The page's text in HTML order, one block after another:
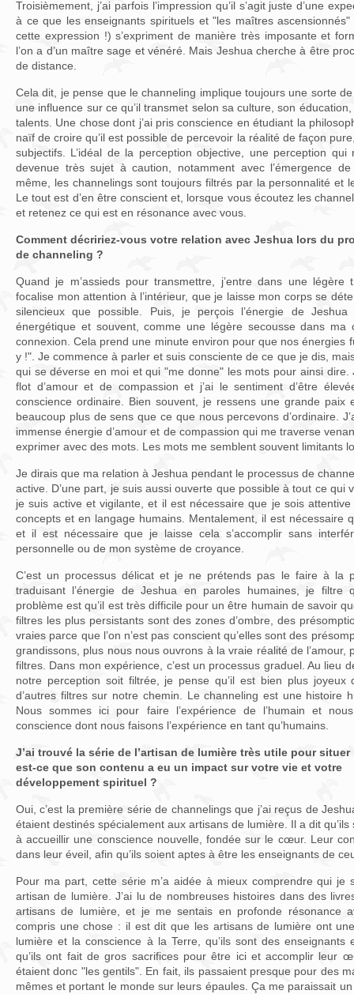
Troisièmement, j’ai parfois l’impression qu’il s’agit juste d’une
à ce que les enseignants spirituels et "les maîtres
cette expression !) s’expriment de manière très imposante et
l’on a d’un maître sage et vénéré. Mais Jeshua cherche à être
de distance.
Cela dit, je pense que le channeling implique toujours une sorte
une influence sur ce qu’il transmet selon sa culture, son
talents. Une chose dont j’ai pris conscience en étudiant la
naïf de croire qu’il est possible de percevoir la réalité de façon
subjectifs. L’idéal de la perception objective, une perception qui
devenue très sujet à caution, notamment avec l’émergence
même, les channelings sont toujours filtrés par la personnalité et
Le tout est d’en être conscient et, lorsque vous écoutez les
et retenez ce qui est en résonance avec vous.
Comment décririez-vous votre relation avec Jeshua lors du
de channeling ?
Quand je m’assieds pour transmettre, j’entre dans une
focalise mon attention à l’intérieur, que je laisse mon corps se
silencieux que possible. Puis, je perçois l’énergie de
énergétique et souvent, comme une légère secousse dans ma
connexion. Cela prend une minute environ pour que nos énergies
y !". Je commence à parler et suis consciente de ce que je dis,
qui se déverse en moi et qui "me donne" les mots pour ainsi
flot d’amour et de compassion et j’ai le sentiment d’être
conscience ordinaire. Bien souvent, je ressens une grande paix
beaucoup plus de sens que ce que nous percevons d’ordinaire.
immense énergie d’amour et de compassion qui me traverse
exprimer avec des mots. Les mots me semblent souvent limitants
Je dirais que ma relation à Jeshua pendant le processus de
active. D’une part, je suis aussi ouverte que possible à tout ce qui
je suis active et vigilante, et il est nécessaire que je sois
concepts et en langage humains. Mentalement, il est nécessaire
et il est nécessaire que je laisse cela s’accomplir sans
personnelle ou de mon système de croyance.
C’est un processus délicat et je ne prétends pas le faire à la
traduisant l’énergie de Jeshua en paroles humaines, je filtre
problème est qu’il est très difficile pour un être humain de savoir
filtres les plus persistants sont des zones d’ombre, des
vraies parce que l’on n’est pas conscient qu’elles sont des
grandissons, plus nous nous ouvrons à la vraie réalité de l’amour,
filtres. Dans mon expérience, c’est un processus graduel. Au lieu
notre perception soit filtrée, je pense qu’il est bien plus joyeux
d’autres filtres sur notre chemin. Le channeling est une histoire
Nous sommes ici pour faire l’expérience de l’humain et
conscience dont nous faisons l’expérience en tant qu’humains.
J’ai trouvé la série de l’artisan de lumière très utile pour
est-ce que son contenu a eu un impact sur votre vie et votre
développement spirituel ?
Oui, c’est la première série de channelings que j’ai reçus de
étaient destinés spécialement aux artisans de lumière. Il a dit
à accueillir une conscience nouvelle, fondée sur le cœur. Leur
dans leur éveil, afin qu’ils soient aptes à être les enseignants de
Pour ma part, cette série m’a aidée à mieux comprendre qui
artisan de lumière. J’ai lu de nombreuses histoires dans des
artisans de lumière, et je me sentais en profonde résonance
compris une chose : il est dit que les artisans de lumière ont
lumière et la conscience à la Terre, qu’ils sont des enseignants
qu’ils ont fait de gros sacrifices pour être ici et accomplir leur
étaient donc "les gentils". En fait, ils passaient presque pour des
mêmes et portant le monde sur leurs épaules. Ça me paraissait